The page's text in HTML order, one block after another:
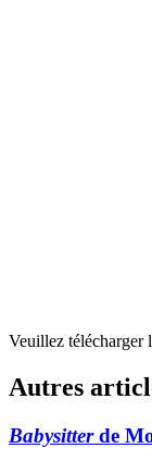
Veuillez télécharger
Autres
Babysitterde